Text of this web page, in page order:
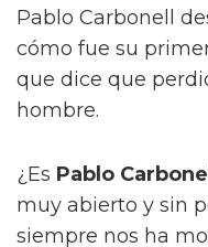
Pablo Carbonell
cómo fue su
que dice que
hombre.
¿Es Pablo
muy abierto y sin
siempre nos ha